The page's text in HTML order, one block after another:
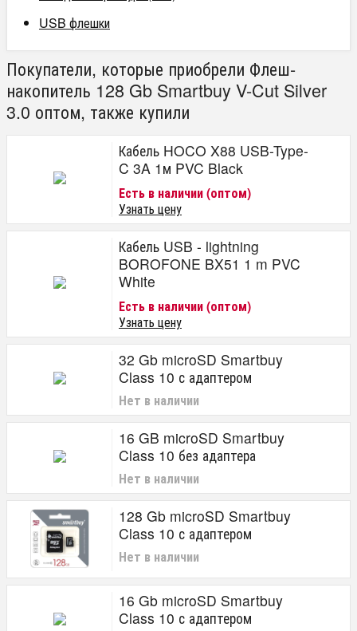
USB флешки
Покупатели, которые приобрели Флеш-
накопитель 128 Gb Smartbuy V-Cut Silver
3.0 оптом, также купили
Кабель HOCO X88 USB-Type-
C 3A 1м PVC Black
Есть в наличии (оптом)
Узнать цену
Кабель USB - lightning
BOROFONE BX51 1 m PVC
White
Есть в наличии (оптом)
Узнать цену
32 Gb microSD Smartbuy
Class 10 с адаптером
Нет в наличии
16 GB microSD Smartbuy
Class 10 без адаптера
Нет в наличии
128 Gb microSD Smartbuy
Class 10 с адаптером
Нет в наличии
16 Gb microSD Smartbuy
Class 10 с адаптером